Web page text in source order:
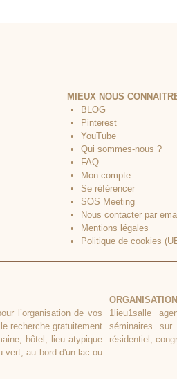
MIEUX NOUS
BLOG
Pinterest
YouTube
Qui sommes-nous ?
FAQ
Mon compte
Se référencer
SOS Meeting
Nous contacter par
Mentions légales
Politique de cookies
l’organisation de vos
recherche gratuitement
hôtel, lieu atypique
vert, au bord d'un lac ou
1lieu1salle
séminaires sur
résidentiel,